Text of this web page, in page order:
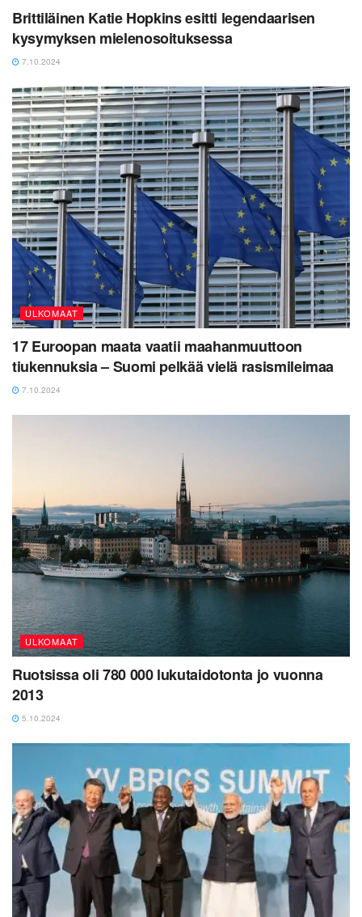
Brittiläinen Katie Hopkins esitti legendaarisen
kysymyksen mielenosoituksessa
7.10.2024
ULKOMAAT
17 Euroopan maata vaatii maahanmuuttoon
tiukennuksia – Suomi pelkää vielä rasismileimaa
7.10.2024
ULKOMAAT
Ruotsissa oli 780 000 lukutaidotonta jo vuonna
2013
5.10.2024